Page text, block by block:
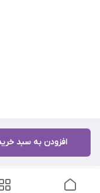
افزودن به سبد